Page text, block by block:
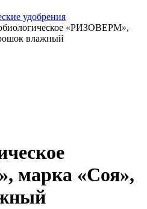
удобрения
«РИЗОВЕРМ»,
влажный
марка «Соя»,